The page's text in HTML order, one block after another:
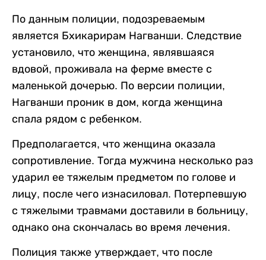
По данным полиции, подозреваемым
является Бхикарирам Нагванши. Следствие
установило, что женщина, являвшаяся
вдовой, проживала на ферме вместе с
маленькой дочерью. По версии полиции,
Нагванши проник в дом, когда женщина
спала рядом с ребенком.
Предполагается, что женщина оказала
сопротивление. Тогда мужчина несколько раз
ударил ее тяжелым предметом по голове и
лицу, после чего изнасиловал. Потерпевшую
с тяжелыми травмами доставили в больницу,
однако она скончалась во время лечения.
Полиция также утверждает, что после